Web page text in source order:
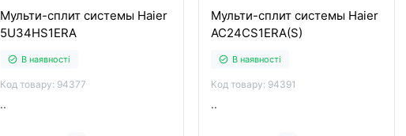
Мульти-сплит системы Haier
5U34HS1ERA
В наявності
Код товару: 94377
..
Мульти-сплит системы Haier
AC24CS1ERA(S)
В наявності
Код товару: 94391
..